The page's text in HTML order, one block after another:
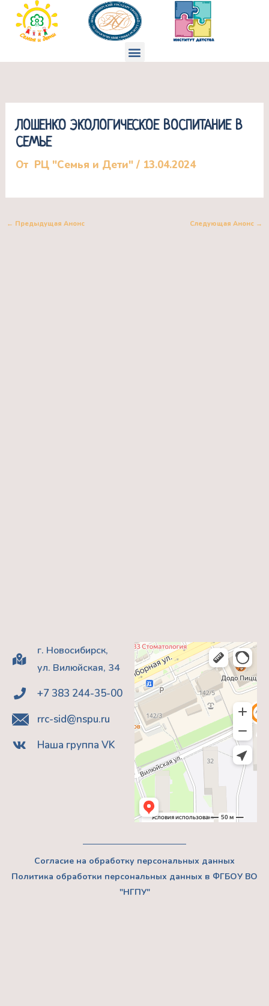
Перейти
содержимому
Меню
ЛОШЕНКО ЭКОЛОГИЧЕСКОЕ ВОСПИТАНИЕ В
СЕМЬЕ
От РЦ "Семья и Дети"/ 13.04.2024
← Предыдущая Анонс Следующая Анонс →
г. Новосибирск,
ул. Вилюйская, 34
+7 383 244-35-00
rrc-sid@nspu.ru
Наша группа VK
Согласие на обработку персональных данных
Политика обработки персональных данных в ФГБОУ ВО
"НГПУ"